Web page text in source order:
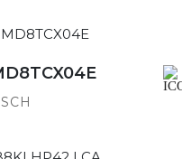
Detailansicht